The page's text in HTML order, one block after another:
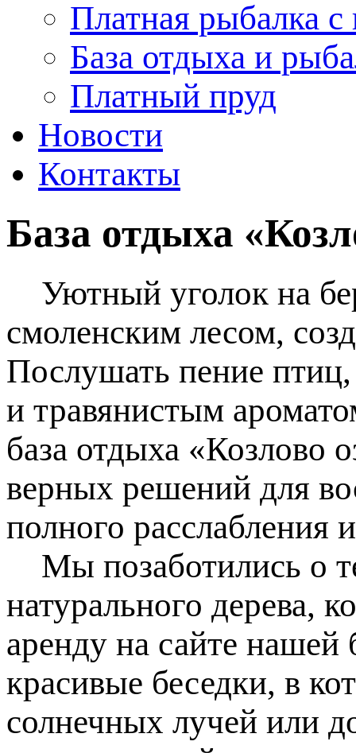
Платная рыбалка
База отдыха и
Платный пруд
Новости
Контакты
База отдыха
Уютный уголок на
смоленским лесом,
Послушать пение
и травянистым
база отдыха «Козлово
верных решений для
полного расслабления
Мы позаботились о
натурального дерева,
аренду на сайте нашей
красивые беседки, в
солнечных лучей или